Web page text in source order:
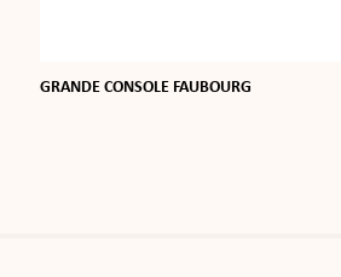
GRANDE CONSOLE FAUBOURG